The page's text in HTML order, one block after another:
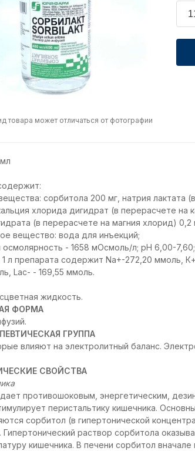
товара может отличаться от фотографии
сорбитола 200 мг, натрия лактата
хлорида дигидрат (в перерасчете на
(в перерасчете на магния хлорид) 0,2
вещество: вода для инъекций;
осмолярность - 1658 мОсмоль/л; рН 6,00-7,60;
1 л препарата содержит Nа+-272,20 ммоль,
Lac- - 169,55 ммоль.
жидкость.
ФОРМА
ГРУППА
влияют на электролитный баланс.
СВОЙСТВА
противошоковым, энергетическим,
перистальтику кишечника.
сорбитол (в гипертонической
Гипертонический раствор сорбитола
кишечника. В печени сорбитол